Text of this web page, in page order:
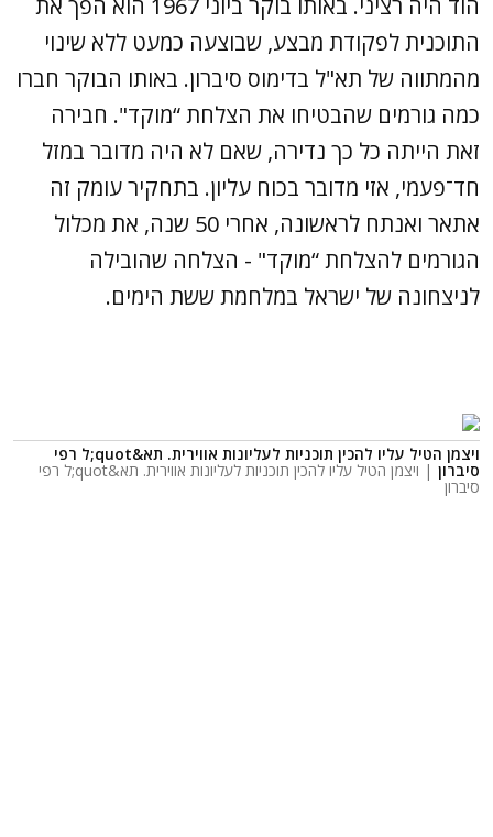
הוד היה רציני. באותו בוקר ביוני 1967 הוא הפך את
התוכנית לפקודת מבצע, שבוצעה כמעט ללא שינוי
מהמתווה של תא"ל בדימוס סיברון. באותו הבוקר חברו
כמה גורמים שהבטיחו את הצלחת “מוקד". חבירה
זאת הייתה כל כך נדירה, שאם לא היה מדובר במזל
חד־פעמי, אזי מדובר בכוח עליון. בתחקיר עומק זה
אתאר ואנתח לראשונה, אחרי 50 שנה, את מכלול
הגורמים להצלחת “מוקד" - הצלחה שהובילה
לניצחונה של ישראל במלחמת ששת הימים.
ויצמן הטיל עליו להכין תוכניות לעליונות אווירית. תא&quot;ל רפי
סיברון | ויצמן הטיל עליו להכין תוכניות לעליונות אווירית. תא&quot;ל רפי
סיברון